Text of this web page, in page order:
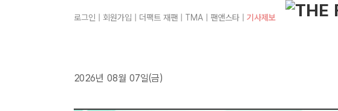
로그인 회원가입 더팩트 재팬 TMA 팬앤스타 기사제보
2026년 08월 07일(금)